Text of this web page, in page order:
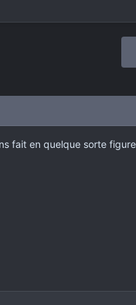
fait en quelque sorte